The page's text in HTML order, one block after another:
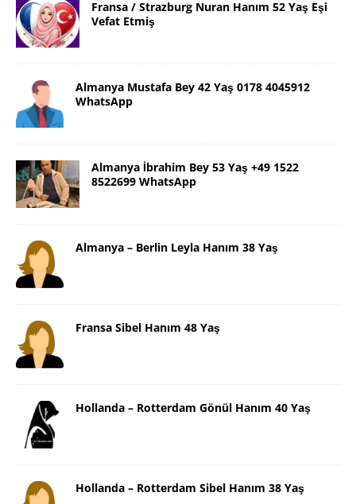
Fransa / Strazburg Nuran Hanım 52 Yaş Eşi
Vefat Etmiş
Almanya Mustafa Bey 42 Yaş 0178 4045912
WhatsApp
Almanya İbrahim Bey 53 Yaş +49 1522
8522699 WhatsApp
Almanya – Berlin Leyla Hanım 38 Yaş
Fransa Sibel Hanım 48 Yaş
Hollanda – Rotterdam Gönül Hanım 40 Yaş
Hollanda – Rotterdam Sibel Hanım 38 Yaş